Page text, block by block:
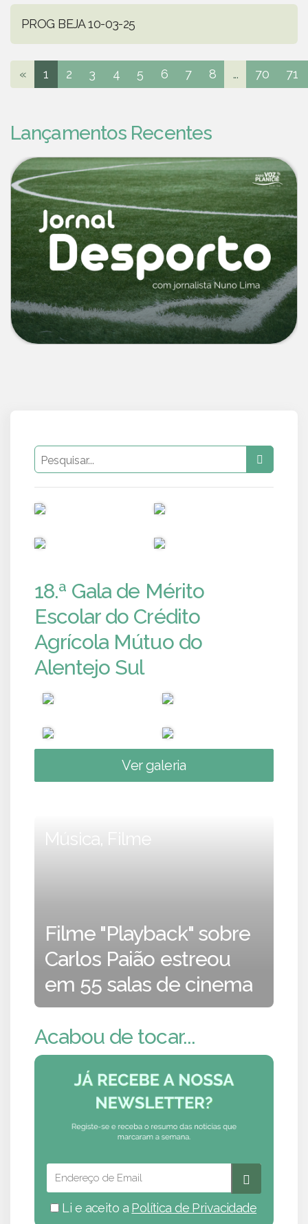
PROG BEJA 10-03-25
« 1 2 3 4 5 6 7 8 ... 70 71
Lançamentos Recentes
18.ª Gala de Mérito
Escolar do Crédito
Agrícola Mútuo do
Alentejo Sul
Ver galeria
Música, Filme
Filme "Playback" sobre
Carlos Paião estreou
em 55 salas de cinema
Acabou de tocar...
Li e aceito a Política de Privacidade